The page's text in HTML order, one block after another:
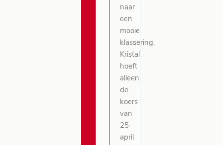
naar
een
mooie
klassering.
Kristal
hoeft
alleen
de
koers
van
25
april